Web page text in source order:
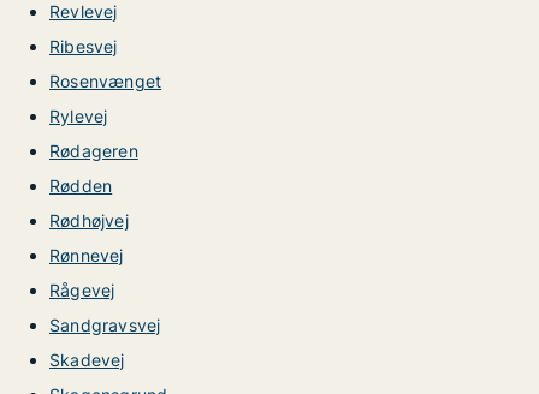
Revlevej
Ribesvej
Rosenvænget
Rylevej
Rødageren
Rødden
Rødhøjvej
Rønnevej
Rågevej
Sandgravsvej
Skadevej